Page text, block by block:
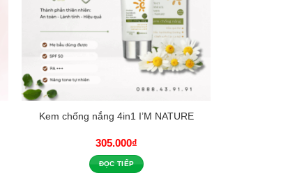
Kem chống nắng 4in1 I’M NATURE
305.000₫
ĐỌC TIẾP